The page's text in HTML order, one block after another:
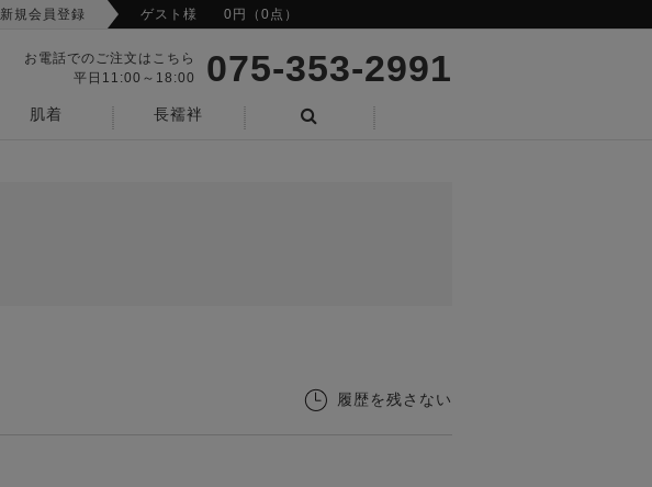
新規会員登録 ゲスト様 0円（0点）
お電話でのご注文はこちら
平日11:00～18:00
075-353-2991
肌着
長襦袢
履歴を残さない